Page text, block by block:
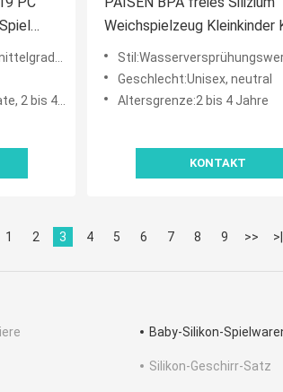
bis 4 Jahre
Weichspielzeug Kleinkinder
Wasserspray Badespielzeug
Dusche Silikon Baby
Set für Kinder Kleinkinder
Geschlecht:Unisex, neutral
Altersgrenze:2 bis 4 Jahre
KONTAKT
1 2 3 4 5 6 7 8 9 >> >|
Baby-Silikon-
Silikon-Geschirr-Satz